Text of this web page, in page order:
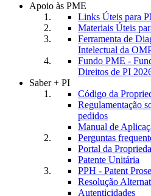
Apoio às PME
Links Úteis para
Materiais Úteis
Ferramenta de
Intelectual da
Fundo PME -
Direitos de PI
Saber + PI
Código da
Regulamentação
pedidos
Manual de
Perguntas
Portal da
Patente Unitária
PPH - Patent
Resolução
Autenticidades